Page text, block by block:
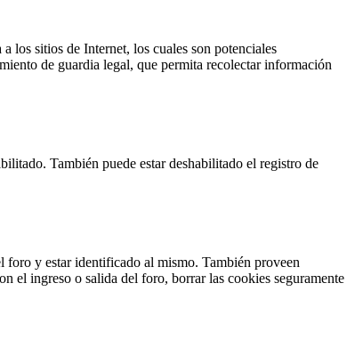
los sitios de Internet, los cuales son potenciales
de guardia legal, que permita recolectar información
También puede estar deshabilitado el registro de
foro y estar identificado al mismo. También proveen
el ingreso o salida del foro, borrar las cookies seguramente